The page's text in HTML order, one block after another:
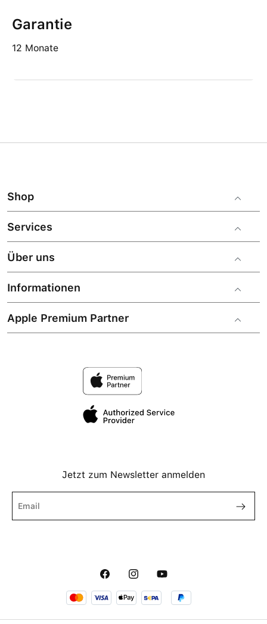
Garantie
12 Monate
Shop
Services
Über uns
Informationen
Apple Premium Partner
Jetzt zum Newsletter anmelden